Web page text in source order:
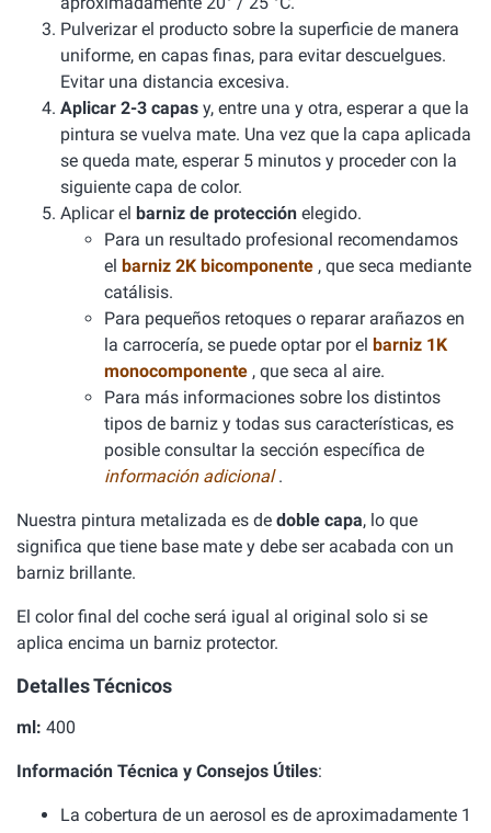
Pulverizar el producto sobre la superficie de manera
uniforme, en capas finas, para evitar descuelgues.
Evitar una distancia excesiva.
Aplicar 2-3 capas y, entre una y otra, esperar a que la
pintura se vuelva mate. Una vez que la capa aplicada
se queda mate, esperar 5 minutos y proceder con la
siguiente capa de color.
Aplicar el barniz de protección elegido.
Para un resultado profesional recomendamos
el barniz 2K bicomponente , que seca mediante
catálisis.
Para pequeños retoques o reparar arañazos en
la carrocería, se puede optar por el barniz 1K
monocomponente , que seca al aire.
Para más informaciones sobre los distintos
tipos de barniz y todas sus características, es
posible consultar la sección específica de
información adicional.
Nuestra pintura metalizada es de doble capa, lo que
significa que tiene base mate y debe ser acabada con un
barniz brillante.
El color final del coche será igual al original solo si se
aplica encima un barniz protector.
Detalles Técnicos
ml: 400
Información Técnica y Consejos Útiles:
La cobertura de un aerosol es de aproximadamente 1